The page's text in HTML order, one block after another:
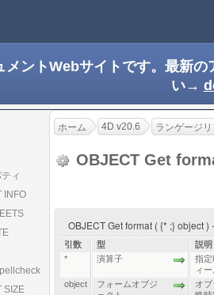
メントWebサイトです。最新
い→
ィ
INFO
SIZE
ホーム 4D v20.6 ランゲージ
OBJECT Get
OBJECT Get format ( {* ;} object
引数 型
説明
*
演算子
指
ィ
object
フォームオブジ
オ